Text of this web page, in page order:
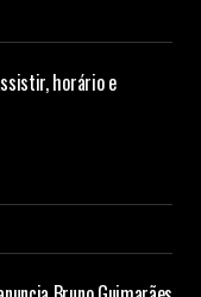
horário e